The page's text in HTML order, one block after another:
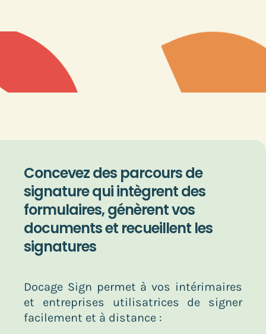
Concevez des parcours de
signature qui intègrent des
formulaires, génèrent vos
documents et recueillent les
signatures
Docage Sign permet à vos intérimaires
et entreprises utilisatrices de signer
facilement et à distance :